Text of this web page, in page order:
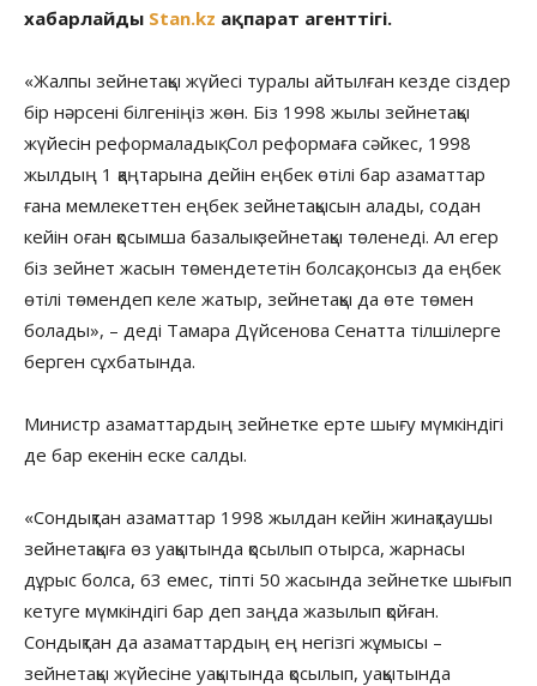
хабарлайды Stan.kz ақпарат агенттігі.
«Жалпы зейнетақы жүйесі туралы айтылған кезде сіздер
бір нәрсені білгеніңіз жөн. Біз 1998 жылы зейнетақы
жүйесін реформаладық. Сол реформаға сәйкес, 1998
жылдың 1 қаңтарына дейін еңбек өтілі бар азаматтар
ғана мемлекеттен еңбек зейнетақысын алады, содан
кейін оған қосымша базалық зейнетақы төленеді. Ал егер
біз зейнет жасын төмендететін болсақ, онсыз да еңбек
өтілі төмендеп келе жатыр, зейнетақы да өте төмен
болады», – деді Тамара Дүйсенова Сенатта тілшілерге
берген сұхбатында.
Министр азаматтардың зейнетке ерте шығу мүмкіндігі
де бар екенін еске салды.
«Сондықтан азаматтар 1998 жылдан кейін жинақтаушы
зейнетақыға өз уақытында қосылып отырса, жарнасы
дұрыс болса, 63 емес, тіпті 50 жасында зейнетке шығып
кетуге мүмкіндігі бар деп заңда жазылып қойған.
Сондықтан да азаматтардың ең негізгі жұмысы –
зейнетақы жүйесіне уақытында қосылып, уақытында